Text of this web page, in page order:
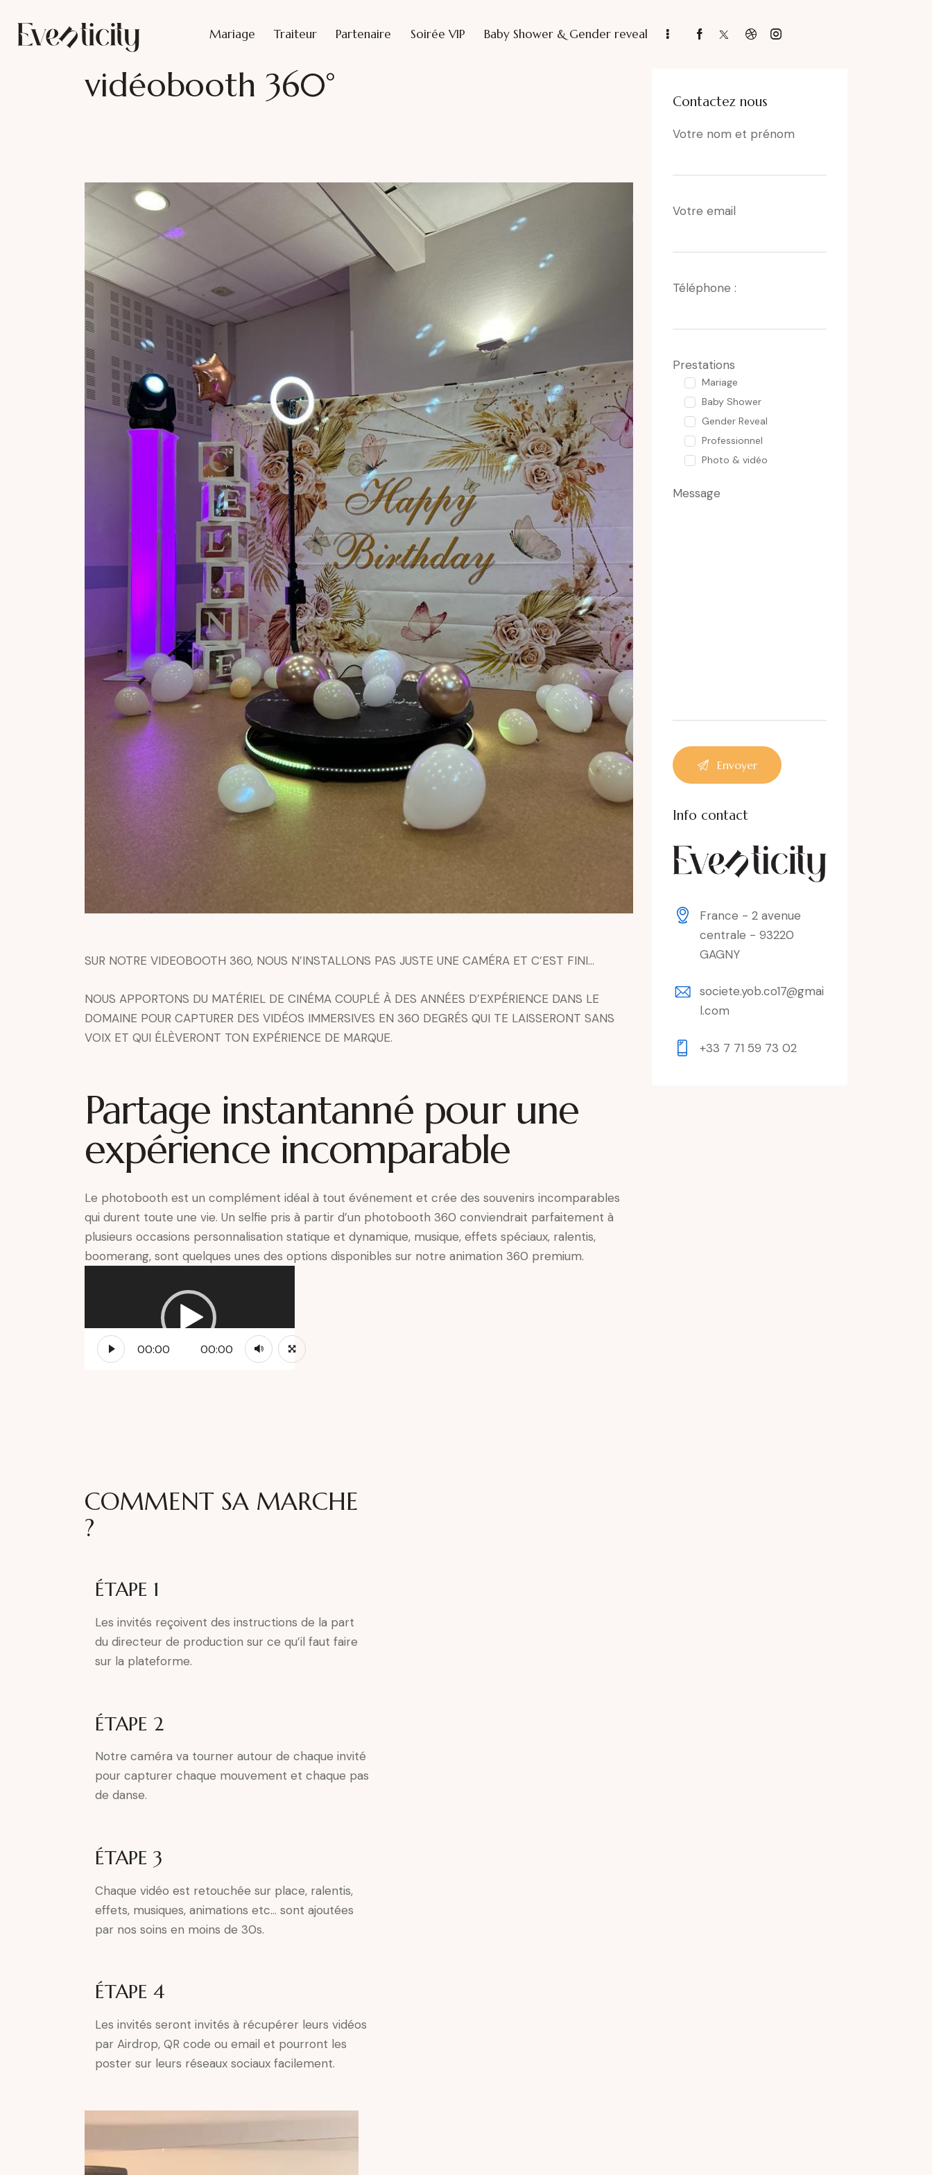
Mariage Traiteur Partenaire Soirée VIP Baby Shower & Gender reveal
vidéobooth 360°
SUR NOTRE VIDEOBOOTH 360, NOUS N’INSTALLONS PAS JUSTE UNE CAMÉRA ET C’EST FINI…
NOUS APPORTONS DU MATÉRIEL DE CINÉMA COUPLÉ À DES ANNÉES D’EXPÉRIENCE DANS LE
DOMAINE POUR CAPTURER DES VIDÉOS IMMERSIVES EN 360 DEGRÉS QUI TE LAISSERONT SANS
VOIX ET QUI ÉLÈVERONT TON EXPÉRIENCE DE MARQUE.
Partage instantanné pour une
expérience incomparable
Le photobooth est un complément idéal à tout événement et crée des souvenirs incomparables
qui durent toute une vie. Un selfie pris à partir d’un photobooth 360 conviendrait parfaitement à
plusieurs occasions personnalisation statique et dynamique, musique, effets spéciaux, ralentis,
boomerang, sont quelques unes des options disponibles sur notre animation 360 premium.
00:00 00:00
COMMENT SA MARCHE
?
ÉTAPE 1
Les invités reçoivent des instructions de la part
du directeur de production sur ce qu’il faut faire
sur la plateforme.
ÉTAPE 2
Notre caméra va tourner autour de chaque invité
pour capturer chaque mouvement et chaque pas
de danse.
ÉTAPE 3
Chaque vidéo est retouchée sur place, ralentis,
effets, musiques, animations etc… sont ajoutées
par nos soins en moins de 30s.
ÉTAPE 4
Les invités seront invités à récupérer leurs vidéos
par Airdrop, QR code ou email et pourront les
poster sur leurs réseaux sociaux facilement.
Contactez nous
Votre nom et prénom
Votre email
Téléphone :
Prestations
Mariage
Baby Shower
Gender Reveal
Professionnel
Photo & vidéo
Message
Info contact
France - 2 avenue
centrale - 93220
GAGNY
societe.yob.co17@gmai
l.com
+33 7 71 59 73 02